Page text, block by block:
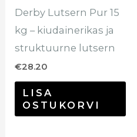
Derby Lutsern Pur 15
kg – kiudainerikas ja
struktuurne lutsern
€28.20
LISA
OSTUKORVI